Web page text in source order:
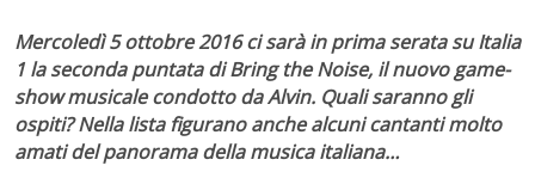
Mercoledì 5 ottobre 2016 ci sarà in prima serata su Italia
1 la seconda puntata di Bring the Noise, il nuovo game-
show musicale condotto da Alvin. Quali saranno gli
ospiti? Nella lista figurano anche alcuni cantanti molto
amati del panorama della musica italiana…